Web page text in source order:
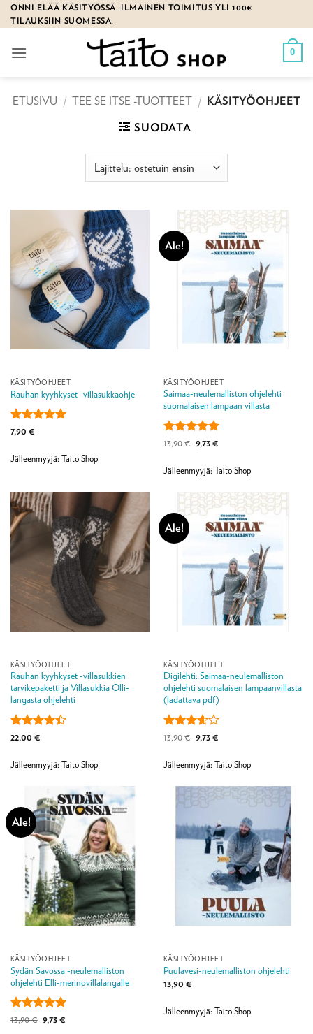
Skip
to
ONNI ELÄÄ KÄSITYÖSSÄ. ILMAINEN TOIMITUS YLI 100€
TILAUKSIIN SUOMESSA.
0
ETUSIVU / TEE SE ITSE -TUOTTEET / KÄSITYÖOHJEET
SUODATA
KÄSITYÖOHJEET
Rauhan kyyhkyset -villasukkaohje
Arvostelu
/ 5
7,90 €
Jälleenmyyjä: Taito Shop
Ale!
KÄSITYÖOHJEET
Saimaa-neulemalliston ohjelehti
suomalaisen lampaan villasta
Arvostelu
/ 5
13,90€ Alkuperäinen
hinta
13,90 €.
9,73€Nykyinen
9,73 €.
Jälleenmyyjä: Taito Shop
KÄSITYÖOHJEET
Rauhan kyyhkyset -villasukkien
tarvikepaketti ja Villasukkia Olli-
langasta ohjelehti
Arvostelu
4.4
22,00 €
Jälleenmyyjä: Taito Shop
Ale!
KÄSITYÖOHJEET
Digilehti: Saimaa-neulemalliston
ohjelehti suomalaisen lampaanvillasta
(ladattava pdf)
Arvostelu
3.6
13,90€ Alkuperäinen
hinta
13,90 €.
9,73€Nykyinen
9,73 €.
Jälleenmyyjä: Taito Shop
Ale!
KÄSITYÖOHJEET
Sydän Savossa -neulemalliston
ohjelehti Elli-merinovillalangalle
Arvostelu
13,90€ Alkuperäinen
hinta
9,73€Nykyinen
KÄSITYÖOHJEET
Puulavesi-neulemalliston ohjelehti
13,90 €
Jälleenmyyjä: Taito Shop